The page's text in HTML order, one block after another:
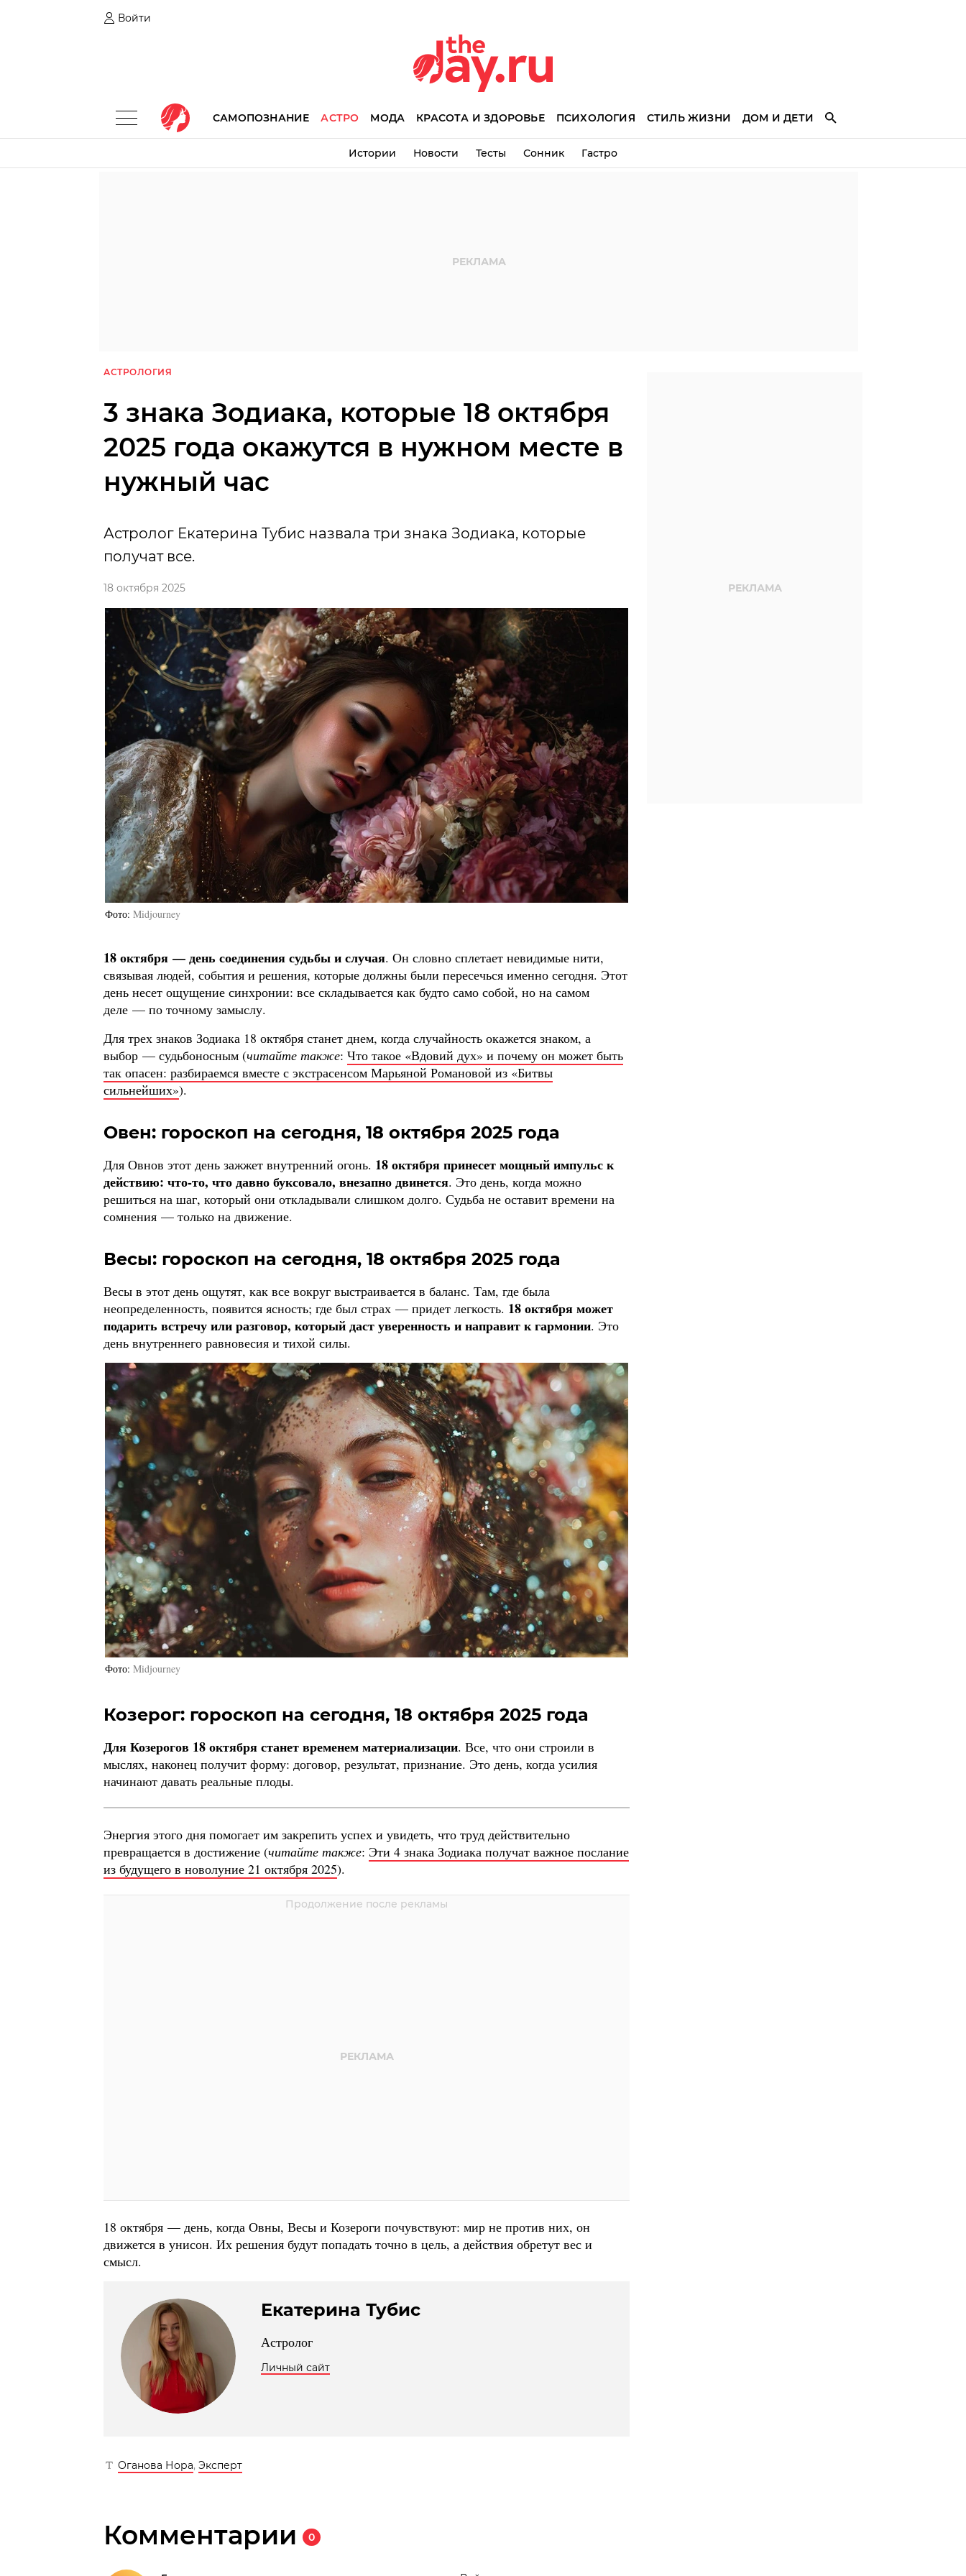
Войти
САМОПОЗНАНИЕ АСТРО МОДА КРАСОТА И ЗДОРОВЬЕ ПСИХОЛОГИЯ СТИЛЬ ЖИЗНИ ДОМ И ДЕТИ
Истории Новости Тесты Сонник Гастро
АСТРОЛОГИЯ
3 знака Зодиака, которые 18 октября
2025 года окажутся в нужном месте в
нужный час
Астролог Екатерина Тубис назвала три знака Зодиака, которые
получат все.
18 октября 2025
Фото Midjourney
18 октября — день соединения судьбы и случая. Он словно сплетает невидимые нити,
связывая людей, события и решения, которые должны были пересечься именно сегодня. Этот
день несет ощущение синхронии: все складывается как будто само собой, но на самом
деле — по точному замыслу.
Для трех знаков Зодиака 18 октября станет днем, когда случайность окажется знаком, а
выбор — судьбоносным (читайте также: Что такое «Вдовий дух» и почему он может быть
так опасен: разбираемся вместе с экстрасенсом Марьяной Романовой из «Битвы
сильнейших»).
Овен: гороскоп на сегодня, 18 октября 2025 года
Для Овнов этот день зажжет внутренний огонь. 18 октября принесет мощный импульс к
действию: что-то, что давно буксовало, внезапно двинется. Это день, когда можно
решиться на шаг, который они откладывали слишком долго. Судьба не оставит времени на
сомнения — только на движение.
Весы: гороскоп на сегодня, 18 октября 2025 года
Весы в этот день ощутят, как все вокруг выстраивается в баланс. Там, где была
неопределенность, появится ясность; где был страх — придет легкость. 18 октября может
подарить встречу или разговор, который даст уверенность и направит к гармонии. Это
день внутреннего равновесия и тихой силы.
Фото Midjourney
Козерог: гороскоп на сегодня, 18 октября 2025 года
Для Козерогов 18 октября станет временем материализации. Все, что они строили в
мыслях, наконец получит форму: договор, результат, признание. Это день, когда усилия
начинают давать реальные плоды.
Энергия этого дня помогает им закрепить успех и увидеть, что труд действительно
превращается в достижение (читайте также: Эти 4 знака Зодиака получат важное послание
из будущего в новолуние 21 октября 2025).
18 октября — день, когда Овны, Весы и Козероги почувствуют: мир не против них, он
движется в унисон. Их решения будут попадать точно в цель, а действия обретут вес и
смысл.
Екатерина Тубис
Астролог
Личный сайт
Оганова Нора, Эксперт
Комментарии 0